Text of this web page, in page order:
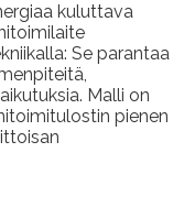
kuluttava
Se parantaa
Malli on
pienen